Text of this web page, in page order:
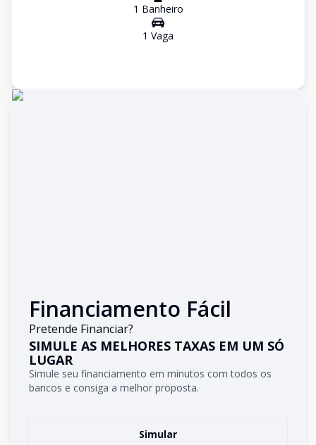
1 Banheiro
1 Vaga
Financiamento Fácil
Pretende Financiar?
SIMULE AS MELHORES TAXAS EM UM SÓ
LUGAR
Simule seu financiamento em minutos com todos os
bancos e consiga a melhor proposta.
Simular